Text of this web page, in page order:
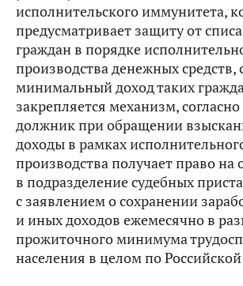
исполнительского иммунитета,
предусматривает защиту от
граждан в порядке
производства денежных
минимальный доход таких
закрепляется механизм,
должник при обращении
доходы в рамках
производства получает право на
в подразделение судебных
с заявлением о сохранении
и иных доходов ежемесячно в
прожиточного минимума
населения в целом по